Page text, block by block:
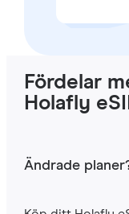
Fördelar
Holafly
Ändrade